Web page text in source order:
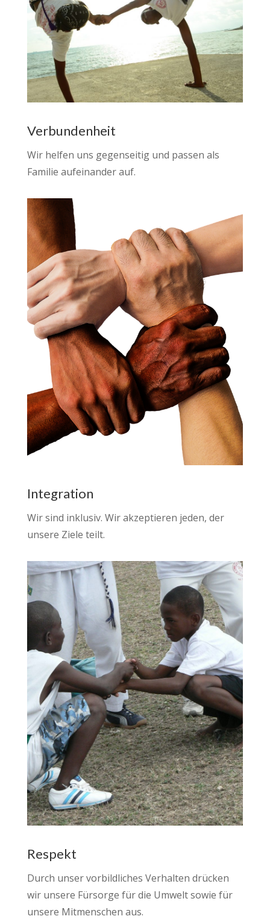
Verbundenheit
Wir helfen uns gegenseitig und passen als
Familie aufeinander auf.
Integration
Wir sind inklusiv. Wir akzeptieren jeden, der
unsere Ziele teilt.
Respekt
Durch unser vorbildliches Verhalten drücken
wir unsere Fürsorge für die Umwelt sowie für
unsere Mitmenschen aus.